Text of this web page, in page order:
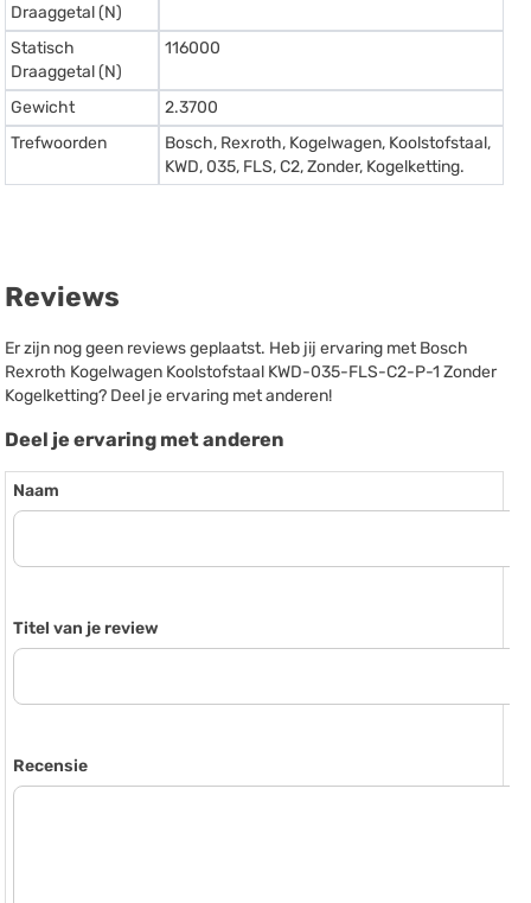
Draaggetal (N)
Statisch
Draaggetal (N)
116000
Gewicht
2.3700
Trefwoorden
Bosch, Rexroth, Kogelwagen, Koolstofstaal,
KWD, 035, FLS, C2, Zonder, Kogelketting.
Reviews
Er zijn nog geen reviews geplaatst. Heb jij ervaring met Bosch
Rexroth Kogelwagen Koolstofstaal KWD-035-FLS-C2-P-1 Zonder
Kogelketting? Deel je ervaring met anderen!
Deel je ervaring met anderen
Naam
Titel van je review
Recensie